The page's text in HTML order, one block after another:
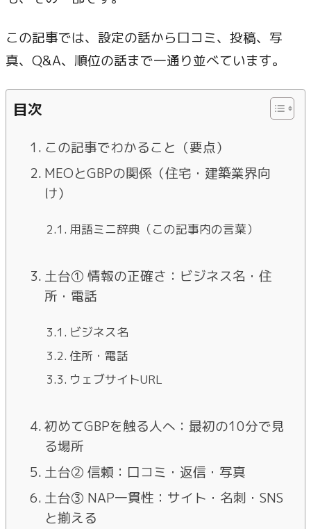
この記事では、設定の話から口コミ、投稿、写
真、Q&A、順位の話まで一通り並べています。
目次
この記事でわかること（要点）
MEOとGBPの関係（住宅・建築業界向
け）
用語ミニ辞典（この記事内の言葉）
土台① 情報の正確さ：ビジネス名・住
所・電話
ビジネス名
住所・電話
ウェブサイトURL
初めてGBPを触る人へ：最初の10分で見
る場所
土台② 信頼：口コミ・返信・写真
土台③ NAP一貫性：サイト・名刺・SNS
と揃える